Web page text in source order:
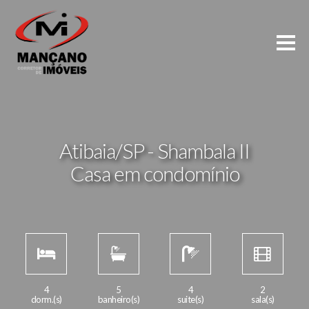
Atibaia/SP - Shambala II
Casa em condomínio
4
dorm.(s)
5
banheiro(s)
4
suite(s)
2
sala(s)